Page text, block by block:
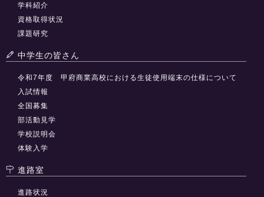
学科紹介
資格取得状況
課題研究
中学生の皆さん
令和7年度 甲府商業高校における生徒使用端末の仕様について
入試情報
全国募集
部活動見学
学校説明会
体験入学
進路室
進路状況